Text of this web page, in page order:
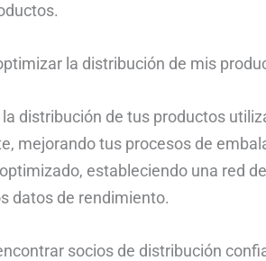
la distribución de mis
distribución de tus productos
mejorando tus procesos de
estableciendo una red
datos de rendimiento.
socios de distribución